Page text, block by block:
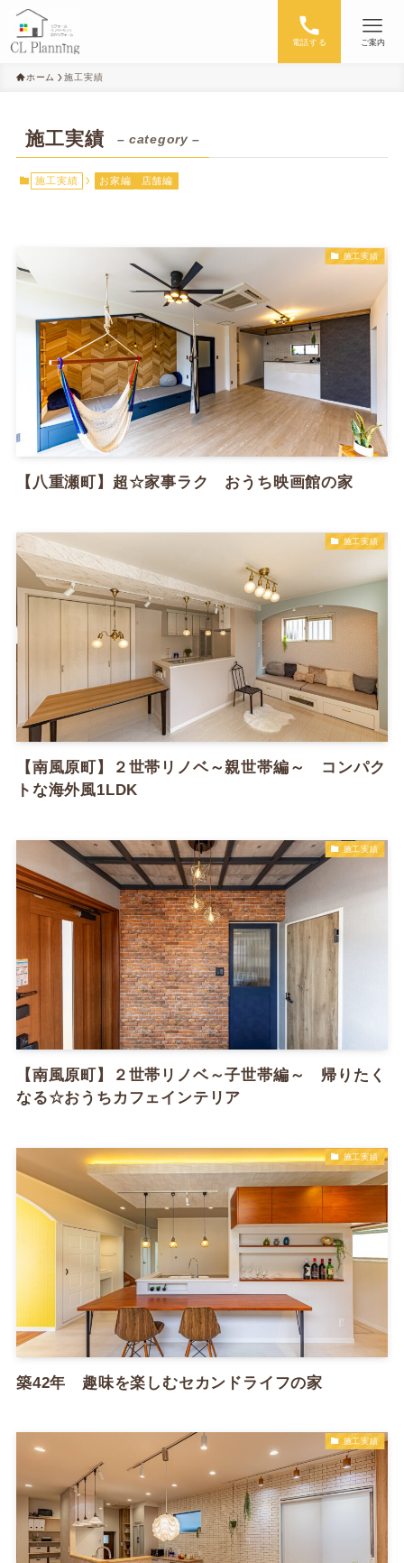
電話する ご案内
ホーム 施工実績
施工実績 – category –
施工実績 お家編 店舗編
施工実績
【八重瀬町】超☆家事ラク おうち映画館の家
施工実績
【南風原町】２世帯リノベ～親世帯編～ コンパク
トな海外風1LDK
施工実績
【南風原町】２世帯リノベ～子世帯編～ 帰りたく
なる☆おうちカフェインテリア
施工実績
築42年 趣味を楽しむセカンドライフの家
施工実績